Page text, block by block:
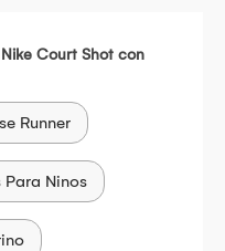
Court Shot con
Runner
Ninos